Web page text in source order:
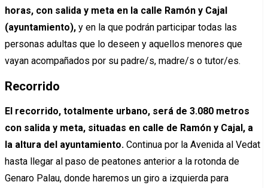
horas, con salida y meta en la calle Ramón y Cajal
(ayuntamiento), y en la que podrán participar todas las
personas adultas que lo deseen y aquellos menores que
vayan acompañados por su padre/s, madre/s o tutor/es.
Recorrido
El recorrido, totalmente urbano, será de 3.080 metros
con salida y meta, situadas en calle de Ramón y Cajal, a
la altura del ayuntamiento. Continua por la Avenida al Vedat
hasta llegar al paso de peatones anterior a la rotonda de
Genaro Palau, donde haremos un giro a izquierda para